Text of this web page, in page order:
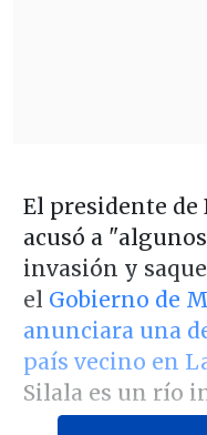
El presidente de
acusó a
invasión y
el Gobierno de
anunciara una
país vecino en
Silala es un río